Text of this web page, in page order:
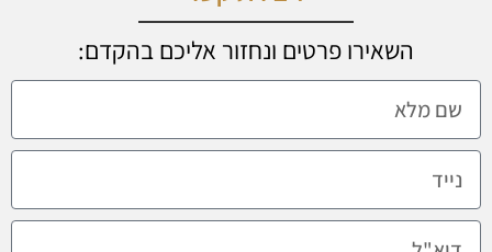
השאירו פרטים ונחזור אליכם בהקדם: